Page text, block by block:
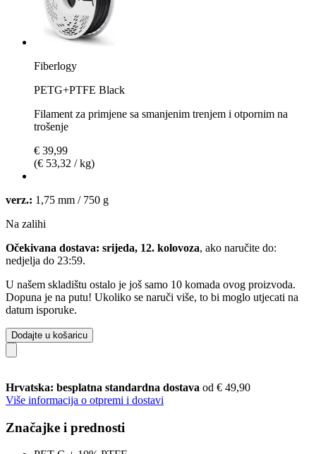
Fiberlogy
PETG+PTFE Black
Filament za primjene sa smanjenim trenjem i otpornim na
trošenje
€ 39,99
(€ 53,32 / kg)
verz.: 1,75 mm / 750 g
Na zalihi
Očekivana dostava: srijeda, 12. kolovoza, ako naručite do:
nedjelja do 23:59.
U našem skladištu ostalo je još samo 10 komada ovog proizvoda.
Dopuna je na putu! Ukoliko se naruči više, to bi moglo utjecati na
datum isporuke.
Dodajte u košaricu
Hrvatska: besplatna standardna dostava od € 49,90
Više informacija o otpremi i dostavi
Značajke i prednosti